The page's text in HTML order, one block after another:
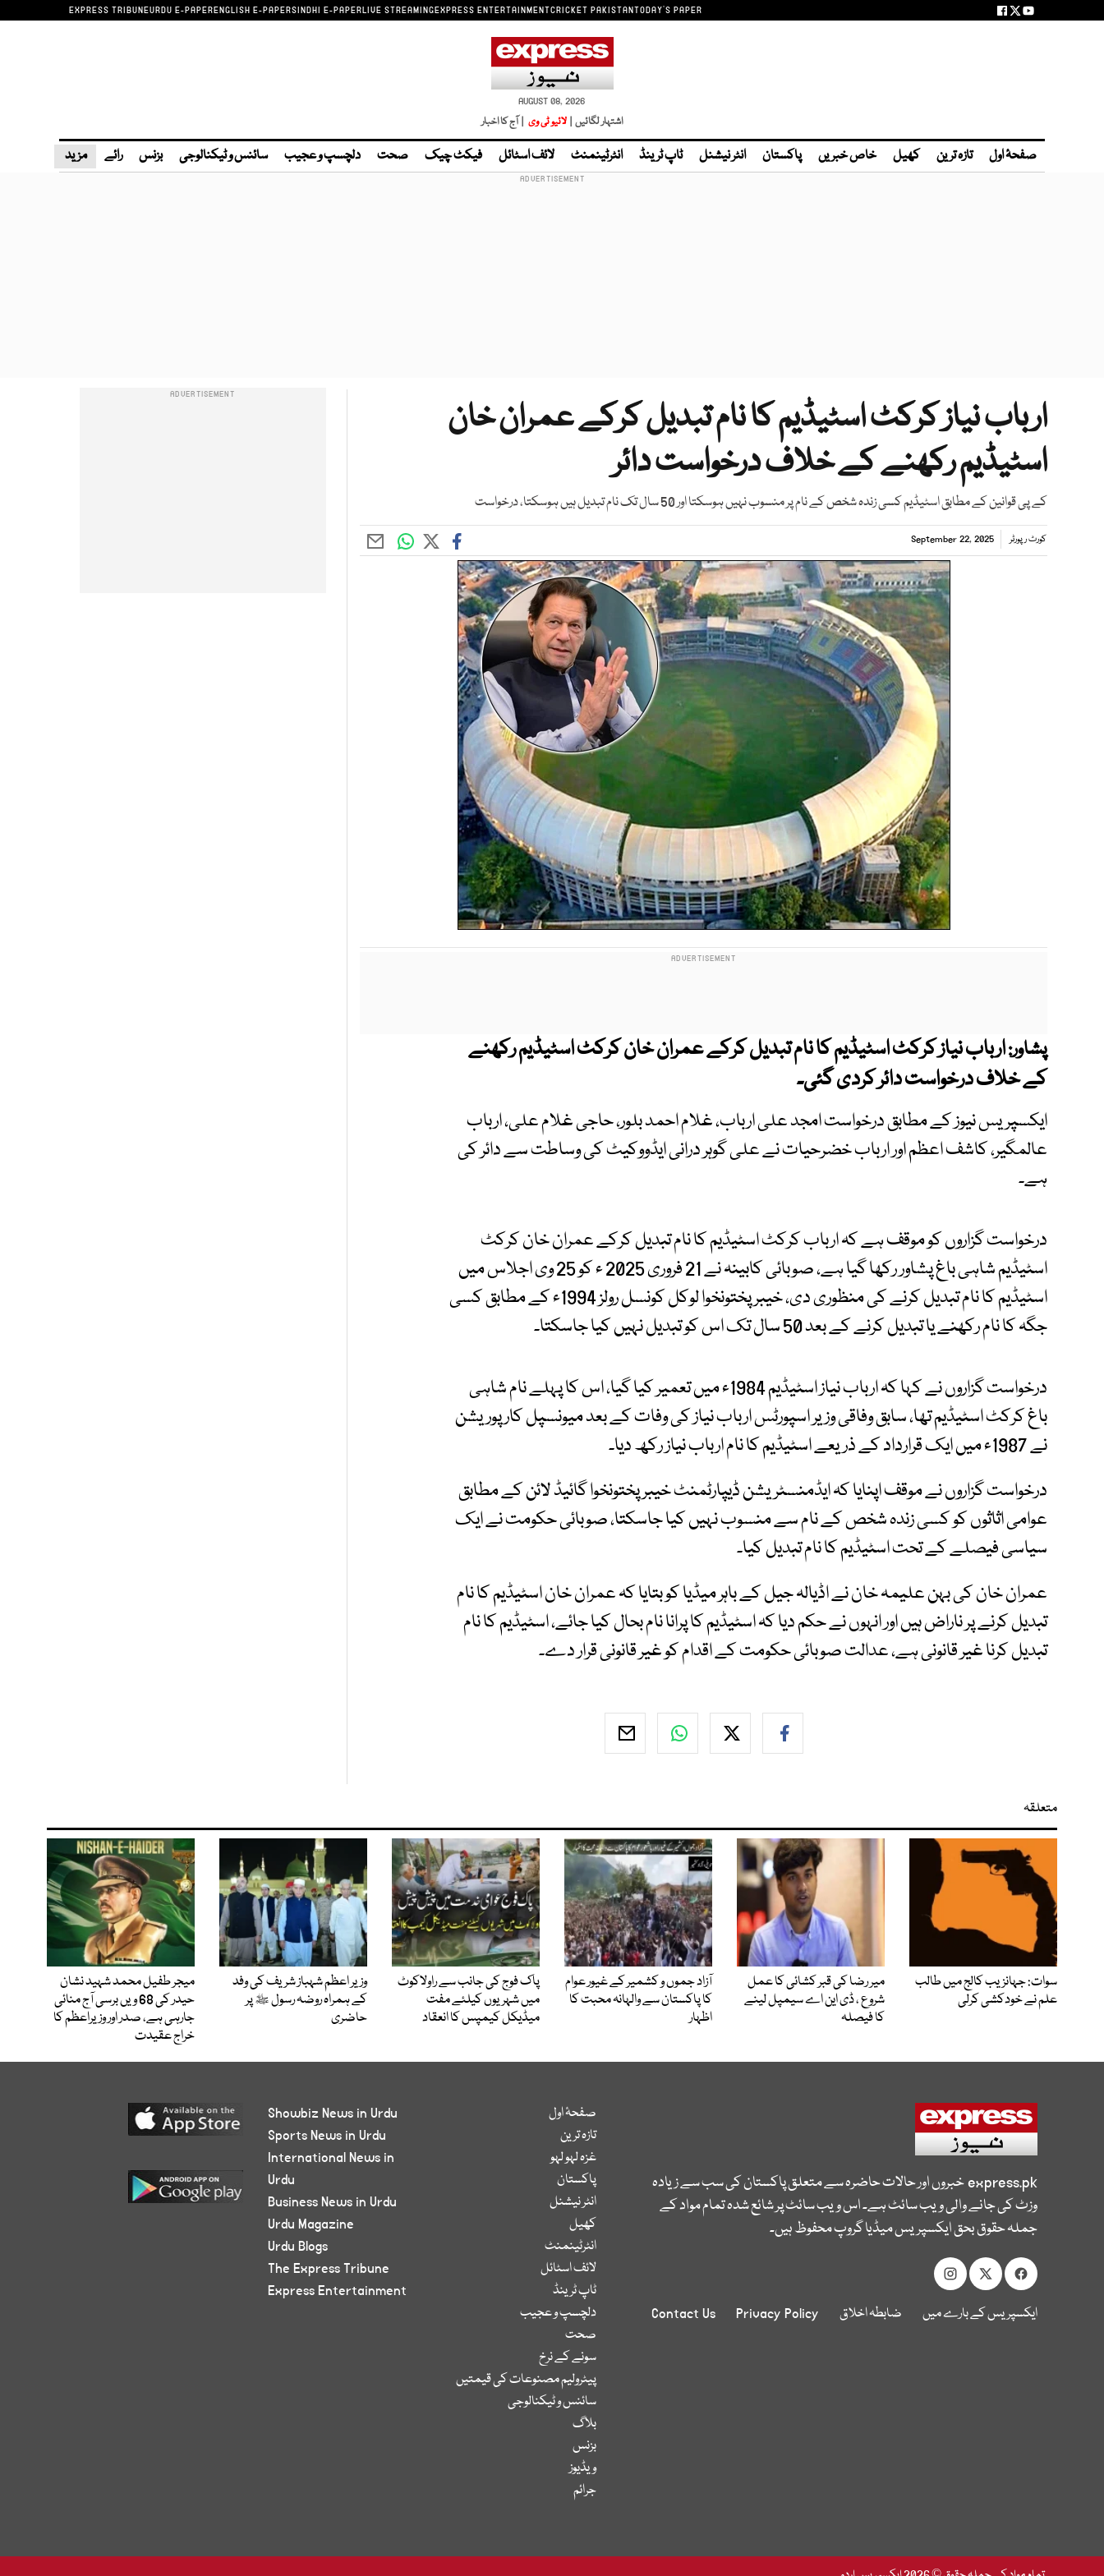
EXPRESS TRIBUNEURDU E-PAPERENGLISH E-PAPERSINDHI E-PAPERLIVE STREAMINGEXPRESS ENTERTAINMENTCRICKET PAKISTANTODAY'S PAPER
AUGUST 08, 2026
اشتہار لگائیں | لائیو ٹی وی | آج کا اخبار
صفحۂ اول تازہ ترین کھیل خاص خبریں پاکستان انٹر نیشنل ٹاپ ٹرینڈ انٹرٹینمنٹ لائف اسٹائل فیکٹ چیک صحت دلچسپ و عجیب سائنس و ٹیکنالوجی بزنس رائے مزید
ارباب نیاز کرکٹ اسٹیڈیم کا نام تبدیل کرکے عمران خان
اسٹیڈیم رکھنے کے خلاف درخواست دائر
کے پی قوانین کے مطابق اسٹیڈیم کسی زندہ شخص کے نام پر منسوب نہیں ہوسکتا اور 50 سال تک نام تبدیل ہیں ہوسکتا، درخواست
کورٹ رپورٹر September 22, 2025
پشاور:ارباب نیاز کرکٹ اسٹیڈیم کا نام تبدیل کرکے عمران خان کرکٹ اسٹیڈیم رکھنے
کے خلاف درخواست دائر کردی گئی۔
ایکسپریس نیوز کے مطابق درخواست امجد علی ارباب، غلام احمد بلور، حاجی غلام علی، ارباب
عالمگیر، کاشف اعظم اور ارباب خضرحیات نے علی گوہر درانی ایڈووکیٹ کی وساطت سے دائر کی
ہے۔
درخواست گزاروں کو موقف ہے کہ ارباب کرکٹ اسٹیڈیم کا نام تبدیل کرکے عمران خان کرکٹ
اسٹیڈیم شاہی باغ پشاور رکھا گیا ہے، صوبائی کابینہ نے 21 فروری 2025 ء کو 25 وی اجلاس میں
اسٹیڈیم کا نام تبدیل کرنے کی منظوری دی، خیبرپختونخوا لوکل کونسل رولز 1994ء کے مطابق کسی
جگہ کا نام رکھنے یا تبدیل کرنے کے بعد 50 سال تک اس کو تبدیل نہیں کیا جاسکتا۔
درخواست گزاروں نے کہا کہ ارباب نیاز اسٹیڈیم 1984ء میں تعمیر کیا گیا، اس کا پہلے نام شاہی
باغ کرکٹ اسٹیڈیم تھا، سابق وفاقی وزیر اسپورٹس ارباب نیاز کی وفات کے بعد میونسپل کارپوریشن
نے 1987ء میں ایک قرارداد کے ذریعے اسٹیڈیم کا نام ارباب نیاز رکھ دیا۔
درخواست گزاروں نے موقف اپنایا کہ ایڈمنسٹریشن ڈیپارٹمنٹ خیبرپختونخوا گائیڈ لائن کے مطابق
عوامی اثاثوں کو کسی زندہ شخص کے نام سے منسوب نہیں کیا جاسکتا، صوبائی حکومت نے ایک
سیاسی فیصلے کے تحت اسٹیڈیم کا نام تبدیل کیا۔
عمران خان کی بہن علیمہ خان نے اڈیالہ جیل کے باہر میڈیا کو بتایا کہ عمران خان اسٹیڈیم کا نام
تبدیل کرنے پر ناراض ہیں اور انہوں نے حکم دیا کہ اسٹیڈیم کا پرانا نام بحال کیا جائے، اسٹیڈیم کا نام
تبدیل کرنا غیر قانونی ہے، عدالت صوبائی حکومت کے اقدام کو غیر قانونی قرار دے۔
متعلقہ
سوات: جہانزیب کالج میں طالب
علم نے خودکشی کرلی
میر رضا کی قبر کشائی کا عمل
شروع ، ڈی این اے سیمپل لینے
کا فیصلہ
آزاد جموں و کشمیر کے غیور عوام
کا پاکستان سے والہانہ محبت کا
اظہار
پاک فوج کی جانب سے راولاکوٹ
میں شہریوں کیلئے مفت
میڈیکل کیمپس کا انعقاد
وزیر اعظم شہباز شریف کی وفد
کے ہمراہ روضہ رسول ﷺ پر
حاضری
میجر طفیل محمد شہید نشان
حیدر کی 68 ویں برسی آج منائی
جارہی ہے، صدر اور وزیراعظم کا
خراج عقیدت
express.pkخبروں اور حالات حاضرہ سے متعلق پاکستان کی سب سے زیادہ
وزٹ کی جانے والی ویب سائٹ ہے۔ اس ویب سائٹ پر شائع شدہ تمام مواد کے
جملہ حقوق بحق ایکسپریس میڈیا گروپ محفوظ ہیں۔
ایکسپریس کے بارے میں ضابطہ اخلاق Privacy Policy
Contact Us
صفحۂ اول
تازہ ترین
غزہ لہو لہو
پاکستان
انٹر نیشنل
کھیل
انٹرٹینمنٹ
لائف اسٹائل
ٹاپ ٹرینڈ
دلچسپ و عجیب
صحت
سونے کے نرخ
پیٹرولیم مصنوعات کی قیمتیں
سائنس و ٹیکنالوجی
بلاگ
بزنس
ویڈیوز
جرائم
Showbiz News in Urdu
Sports News in Urdu
International News in
Urdu
Business News in Urdu
Urdu Magazine
Urdu Blogs
The Express Tribune
Express Entertainment